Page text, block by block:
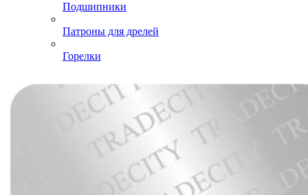
Подшипники
Патроны для дрелей
Горелки